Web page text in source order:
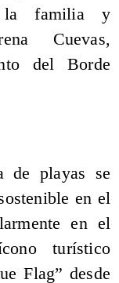
la familia y
Cuevas,
del Borde
de playas se
en el
en el
turístico
Flag” desde